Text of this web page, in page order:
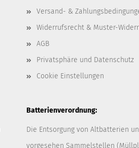
Versand- &
Widerrufsrecht & Muster-
AGB
Privatsphäre und Datenschutz
Cookie Einstellungen
Batterienverordnung:
Die Entsorgung von Altbatterien
vorgesehen Sammelstellen